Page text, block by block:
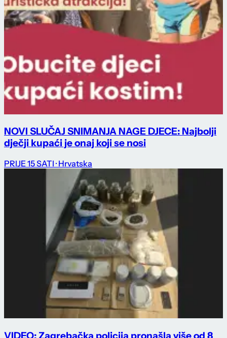
NOVI SLUČAJ SNIMANJA NAGE DJECE: Najbolji
dječji kupaći je onaj koji se nosi
PRIJE 15 SATI · Hrvatska